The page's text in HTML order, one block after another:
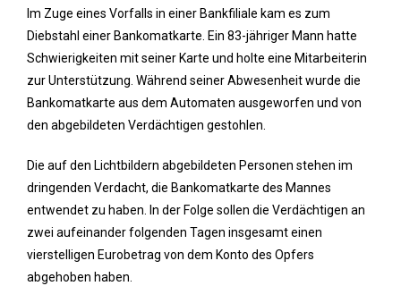
Im Zuge eines Vorfalls in einer Bankfiliale kam es zum
Diebstahl einer Bankomatkarte. Ein 83-jähriger Mann hatte
Schwierigkeiten mit seiner Karte und holte eine Mitarbeiterin
zur Unterstützung. Während seiner Abwesenheit wurde die
Bankomatkarte aus dem Automaten ausgeworfen und von
den abgebildeten Verdächtigen gestohlen.
Die auf den Lichtbildern abgebildeten Personen stehen im
dringenden Verdacht, die Bankomatkarte des Mannes
entwendet zu haben. In der Folge sollen die Verdächtigen an
zwei aufeinander folgenden Tagen insgesamt einen
vierstelligen Eurobetrag von dem Konto des Opfers
abgehoben haben.